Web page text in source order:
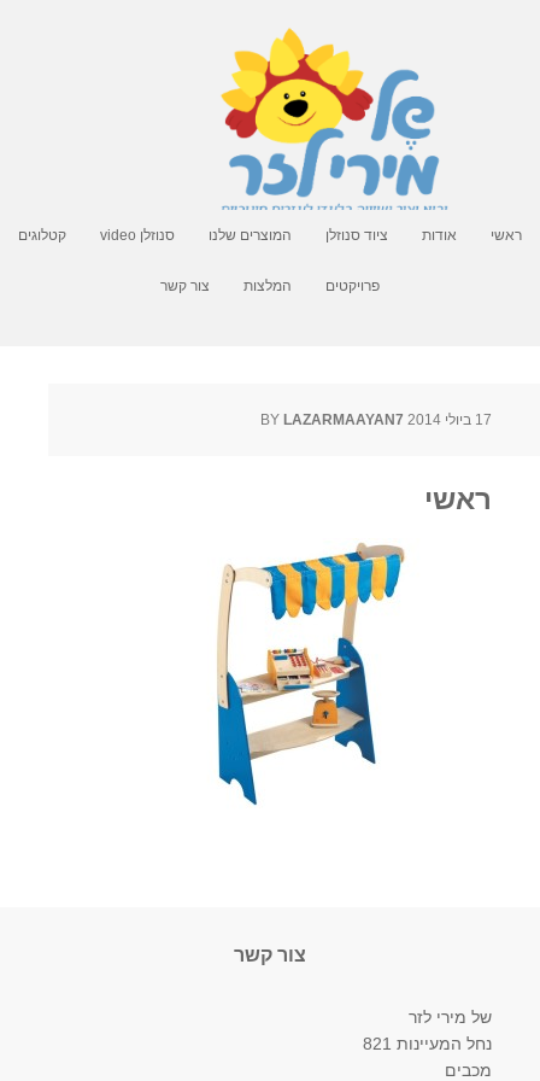
ראשי אודות ציוד סנוזלן המוצרים שלנו סנוזלן video קטלוגים
פרויקטים המלצות צור קשר
17 ביולי 2014 LAZARMAAYAN7
ראשי
צור קשר
של מירי לזר
נחל המעיינות 821
מכבים